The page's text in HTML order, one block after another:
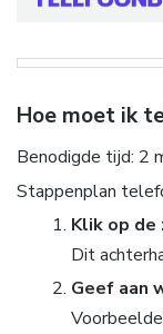
Hoe moet ik
Benodigde tijd: 2
Stappenplan
Klik op de
Dit
Geef aan